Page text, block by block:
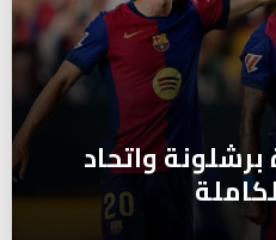
برشلونة واتحاد